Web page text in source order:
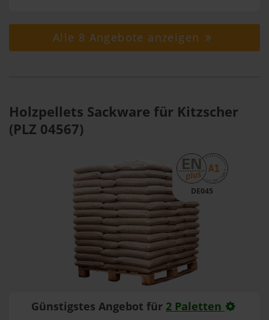
Alle 8 Angebote anzeigen
Holzpellets Sackware für Kitzscher
(PLZ 04567)
DE045
Günstigstes Angebot für 2 Paletten